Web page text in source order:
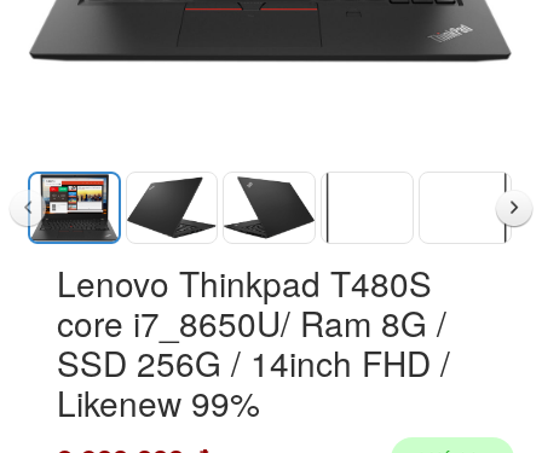
Lenovo Thinkpad T480S
core i7_8650U/ Ram 8G /
SSD 256G / 14inch FHD /
Likenew 99%